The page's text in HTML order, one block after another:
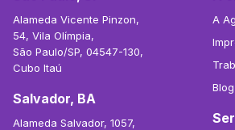
Alameda Vicente Pinzon,
54, Vila Olímpia,
São Paulo/SP, 04547-130,
Cubo Itaú
Salvador, BA
Alameda Salvador, 1057,
A
Blog